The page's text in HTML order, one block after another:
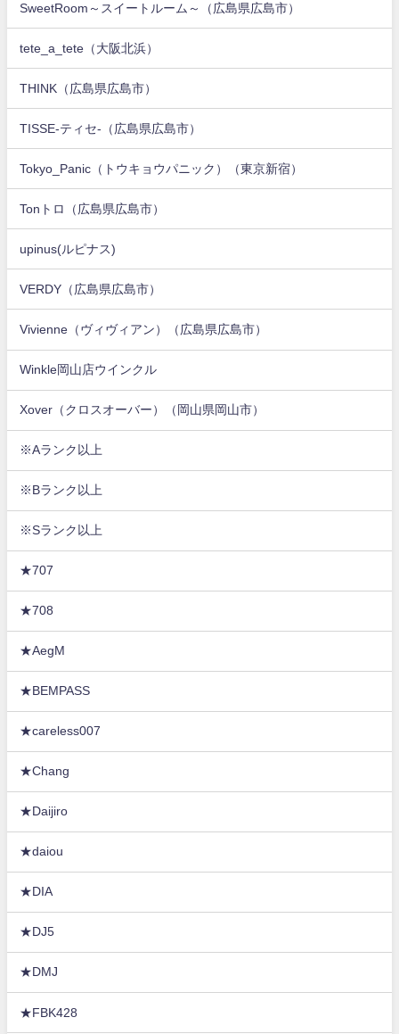
SweetRoom～スイートルーム～（広島県広島市）
tete_a_tete（大阪北浜）
THINK（広島県広島市）
TISSE-ティセ-（広島県広島市）
Tokyo_Panic（トウキョウパニック）（東京新宿）
Tonトロ（広島県広島市）
upinus(ルピナス)
VERDY（広島県広島市）
Vivienne（ヴィヴィアン）（広島県広島市）
Winkle岡山店ウインクル
Xover（クロスオーバー）（岡山県岡山市）
※Aランク以上
※Bランク以上
※Sランク以上
★707
★708
★AegM
★BEMPASS
★careless007
★Chang
★Daijiro
★daiou
★DIA
★DJ5
★DMJ
★FBK428